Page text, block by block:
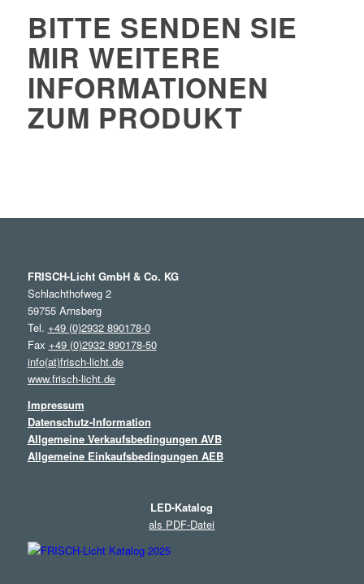
BITTE SENDEN SIE
MIR WEITERE
INFORMATIONEN
ZUM PRODUKT
FRISCH-Licht GmbH & Co. KG
Schlachthofweg 2
59755 Arnsberg
Tel. +49 (0)2932 890178-0
Fax +49 (0)2932 890178-50
info(at)frisch-licht.de
www.frisch-licht.de
Impressum
Datenschutz-Information
Allgemeine Verkaufsbedingungen AVB
Allgemeine Einkaufsbedingungen AEB
LED-Katalog
als PDF-Datei